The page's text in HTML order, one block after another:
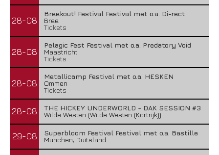
28-08
Breekout! Festival Festival met o.a. Di-rect
Bree
Tickets
28-08
Pelagic Fest Festival met o.a. Predatory Void
Maastricht
Tickets
28-08
Metallicamp Festival met o.a. HESKEN
Ommen
Tickets
28-08
THE HICKEY UNDERWORLD - DAK SESSION #3
Wilde Westen (Wilde Westen (Kortrijk))
29-08
Superbloom Festival Festival met o.a. Bastille
Munchen, Duitsland